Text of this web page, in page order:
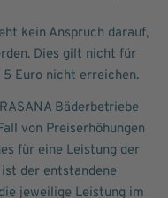
kein Anspruch darauf,
Dies gilt nicht für
Euro nicht erreichen.
Bäderbetriebe
von Preiserhöhungen
für eine Leistung der
der entstandene
jeweilige Leistung im